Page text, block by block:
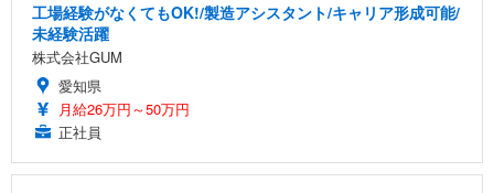
工場経験がなくてもOK!/製造アシスタント/キャリア形成可能/
未経験活躍
株式会社GUM
愛知県
月給26万円～50万円
正社員